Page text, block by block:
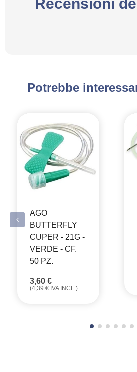
Recensioni
Potrebbe
AGO
BUTTERFLY
CUPER - 21G -
VERDE - CF.
50 PZ.
3,60 €
(4,39 € IVA INCL.)